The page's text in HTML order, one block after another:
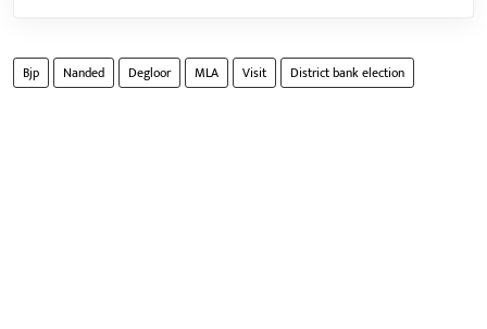
Bjp Nanded Degloor MLA Visit District bank election